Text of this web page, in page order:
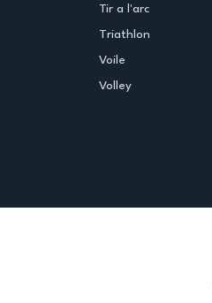
Tir a l'arc
Triathlon
Voile
Volley